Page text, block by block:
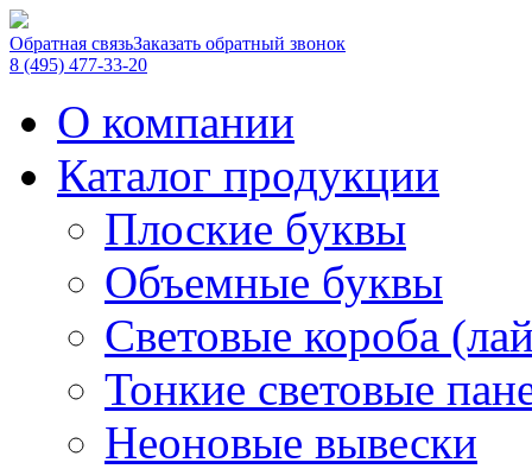
Обратная связьЗаказать обратный звонок
8 (495) 477-33-20
О компании
Каталог продукции
Плоские буквы
Объемные буквы
Световые короба
Тонкие световые
Неоновые вывески